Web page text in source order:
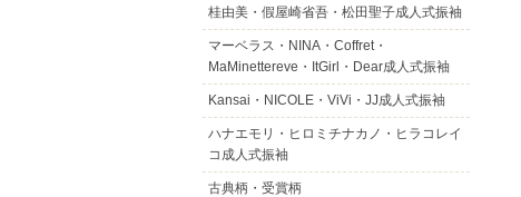
桂由美・假屋崎省吾・松田聖子成人式振袖
マーベラス・NINA・Coffret・
MaMinettereve・ItGirl・Dear成人式振袖
Kansai・NICOLE・ViVi・JJ成人式振袖
ハナエモリ・ヒロミチナカノ・ヒラコレイ
コ成人式振袖
古典柄・受賞柄